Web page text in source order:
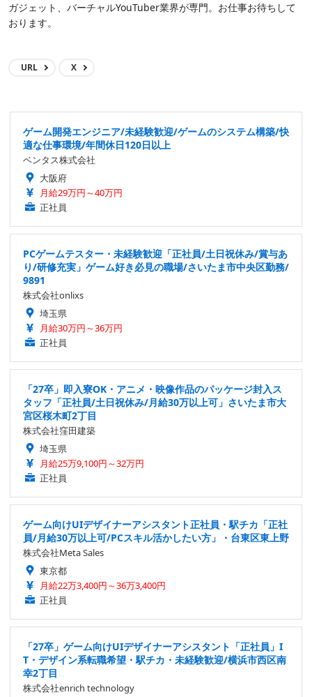
ガジェット、バーチャルYouTuber業界が専門。お仕事お待ちして
おります。
URL X
ゲーム開発エンジニア/未経験歓迎/ゲームのシステム構築/快
適な仕事環境/年間休日120日以上
ベンタス株式会社
大阪府
月給29万円～40万円
正社員
PCゲームテスター・未経験歓迎「正社員/土日祝休み/賞与あ
り/研修充実」ゲーム好き必見の職場/さいたま市中央区勤務/
9891
株式会社onlixs
埼玉県
月給30万円～36万円
正社員
「27卒」即入寮OK・アニメ・映像作品のパッケージ封入ス
タッフ「正社員/土日祝休み/月給30万以上可」さいたま市大
宮区桜木町2丁目
株式会社窪田建築
埼玉県
月給25万9,100円～32万円
正社員
ゲーム向けUIデザイナーアシスタント正社員・駅チカ「正社
員/月給30万以上可/PCスキル活かしたい方」・台東区東上野
株式会社Meta Sales
東京都
月給22万3,400円～36万3,400円
正社員
「27卒」ゲーム向けUIデザイナーアシスタント「正社員」I
T・デザイン系転職希望・駅チカ・未経験歓迎/横浜市西区南
幸2丁目
株式会社enrich technology